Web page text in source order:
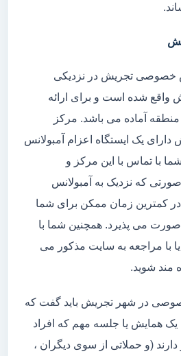
خصوصی تجریش در نزدیکی
واقع شده است و برای ارائه
آماده می باشد. مرکز
یک ایستگاه اعزام آمبولانس
با تماس با این مرکز و
که نزدیک به آمبولانس
کمترین زمان ممکن برای شما
صورت می پذیرد. همچنین شما با
با مراجعه به سایت مذکور می
مند شوید.
در شهر تجریش باید گفت که
یک همایش یا جلسه مهم که افراد
(و حملاتی از سوی دیگران ،